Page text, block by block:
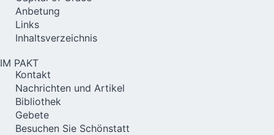
Anbetung
Links
Inhaltsverzeichnis
IM PAKT
Kontakt
Nachrichten und Artikel
Bibliothek
Gebete
Besuchen Sie Schönstatt